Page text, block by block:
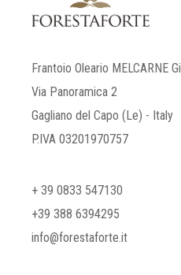
Frantoio Oleario MELCARNE
Via Panoramica 2
Gagliano del Capo (Le) - Italy
P.IVA 03201970757
+ 39 0833 547130
+39 388 6394295
info@forestaforte.it